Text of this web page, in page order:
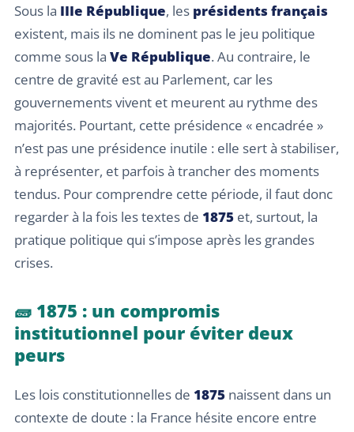
Sous la IIIe République, les présidents français
existent, mais ils ne dominent pas le jeu politique
comme sous la Ve République. Au contraire, le
centre de gravité est au Parlement, car les
gouvernements vivent et meurent au rythme des
majorités. Pourtant, cette présidence « encadrée »
n’est pas une présidence inutile : elle sert à stabiliser,
à représenter, et parfois à trancher des moments
tendus. Pour comprendre cette période, il faut donc
regarder à la fois les textes de 1875 et, surtout, la
pratique politique qui s’impose après les grandes
crises.
🧱 1875 : un compromis
institutionnel pour éviter deux
peurs
Les lois constitutionnelles de 1875 naissent dans un
contexte de doute : la France hésite encore entre